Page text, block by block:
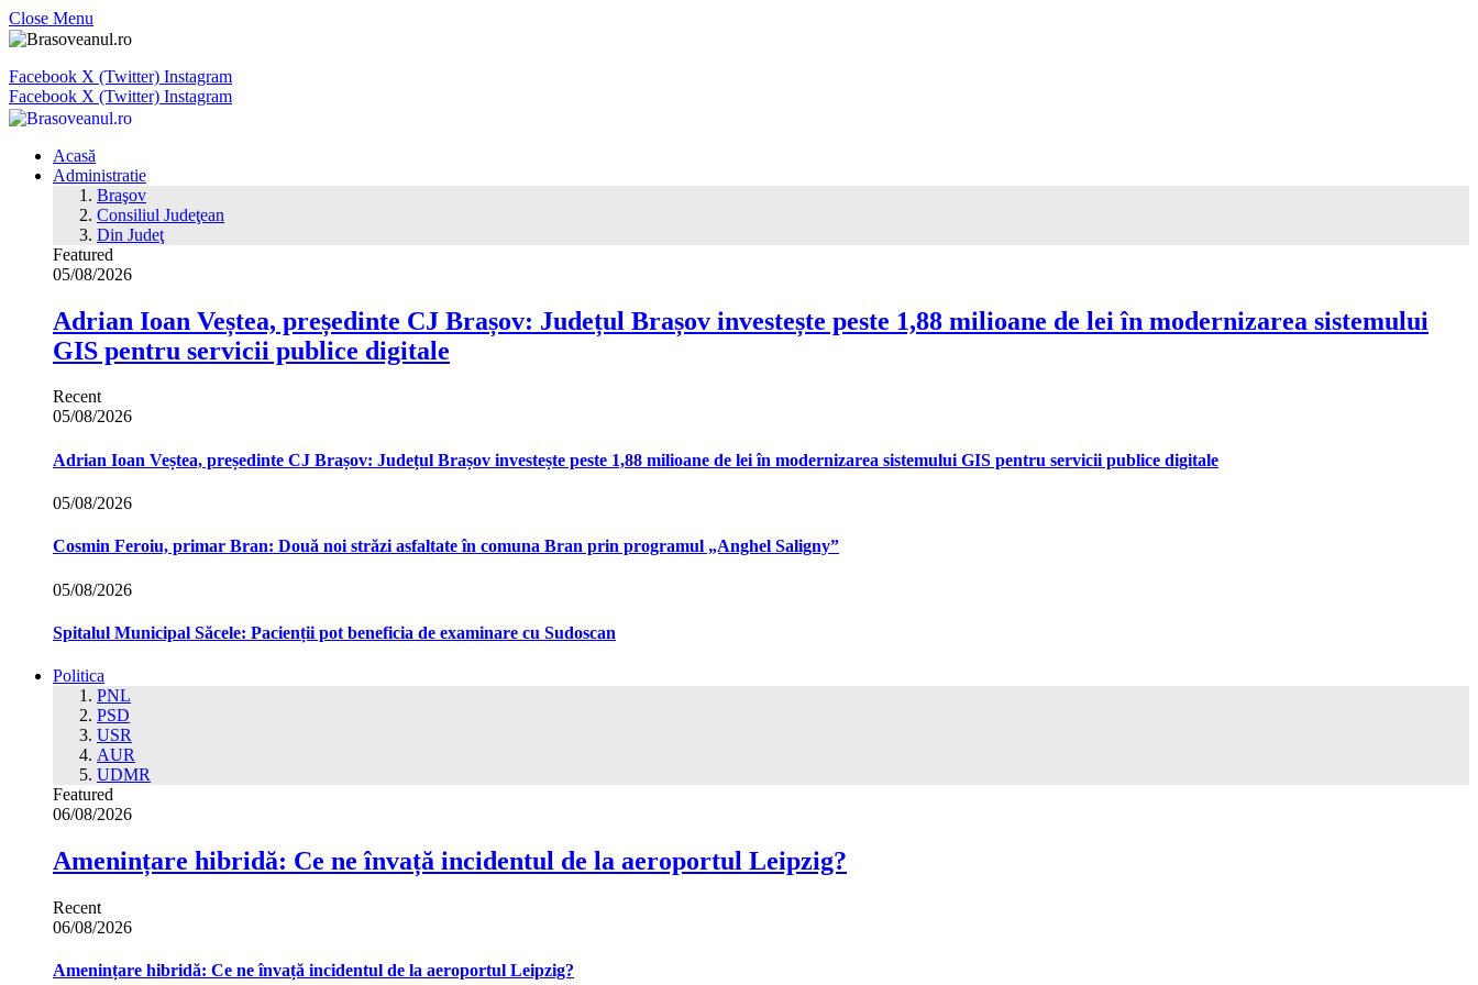
Close Menu
Facebook X (Twitter) Instagram
Facebook X (Twitter) Instagram
Acasă
Administratie
Braşov
Consiliul Judeţean
Din Judeţ
Featured
05/08/2026
Adrian Ioan Veștea, președinte CJ Brașov: Județul Brașov investește peste 1,88 milioane de lei în modernizarea sistemului
GIS pentru servicii publice digitale
Recent
05/08/2026
Adrian Ioan Veștea, președinte CJ Brașov: Județul Brașov investește peste 1,88 milioane de lei în modernizarea sistemului GIS pentru servicii publice digitale
05/08/2026
Cosmin Feroiu, primar Bran: Două noi străzi asfaltate în comuna Bran prin programul „Anghel Saligny”
05/08/2026
Spitalul Municipal Săcele: Pacienții pot beneficia de examinare cu Sudoscan
Politica
PNL
PSD
USR
AUR
UDMR
Featured
06/08/2026
Amenințare hibridă: Ce ne învață incidentul de la aeroportul Leipzig?
Recent
06/08/2026
Amenințare hibridă: Ce ne învață incidentul de la aeroportul Leipzig?